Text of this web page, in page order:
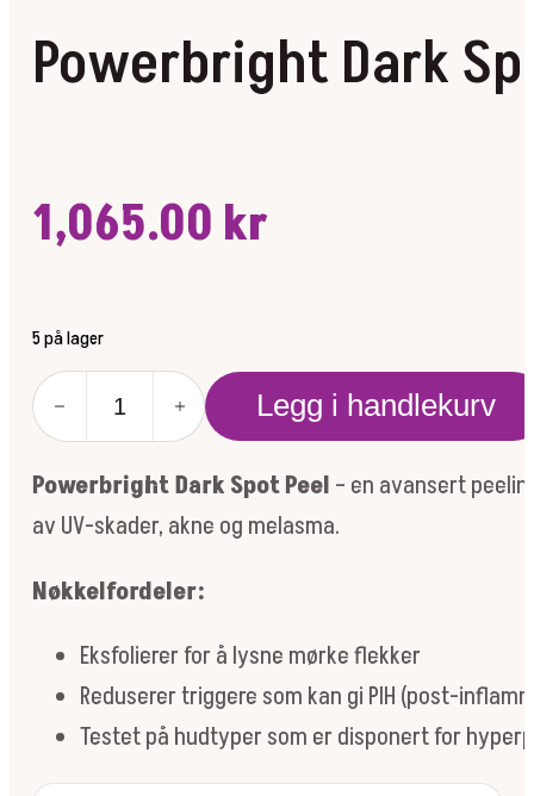
Powerbright Dark
1,065.00 kr
5 på lager
Powerbright
Dark
Spot
antall
Legg i handlekurv
Powerbright Dark Spot Peel – en avansert
av UV-skader, akne og melasma.
Nøkkelfordeler:
Eksfolierer for å lysne mørke flekker
Reduserer triggere som kan gi PIH (post-
Testet på hudtyper som er disponert for